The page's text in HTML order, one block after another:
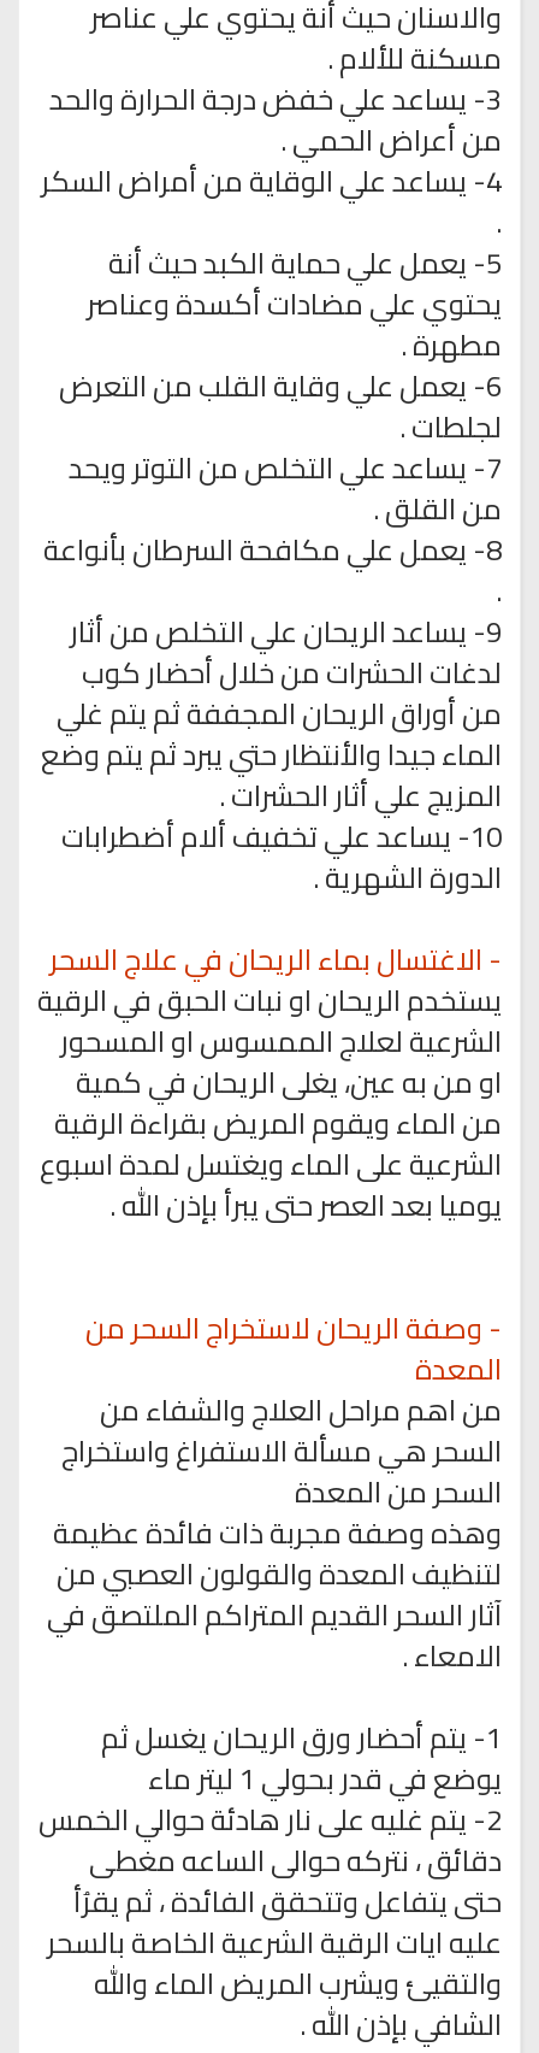
والاسنان حيث أنة يحتوي علي عناصر
مسكنة للألام .
3- يساعد علي خفض درجة الحرارة والحد
من أعراض الحمي .
4- يساعد علي الوقاية من أمراض السكر
.
5- يعمل علي حماية الكبد حيث أنة
يحتوي علي مضادات أكسدة وعناصر
مطهرة .
6- يعمل علي وقاية القلب من التعرض
لجلطات .
7- يساعد علي التخلص من التوتر ويحد
من القلق .
8- يعمل علي مكافحة السرطان بأنواعة
.
9- يساعد الريحان علي التخلص من أثار
لدغات الحشرات من خلال أحضار كوب
من أوراق الريحان المجففة ثم يتم غلي
الماء جيدا والأنتظار حتي يبرد ثم يتم وضع
المزيج علي أثار الحشرات .
10- يساعد علي تخفيف ألام أضطرابات
الدورة الشهرية .
- الاغتسال بماء الريحان في علاج السحر
يستخدم الريحان او نبات الحبق في الرقية
الشرعية لعلاج الممسوس او المسحور
او من به عين، يغلى الريحان في كمية
من الماء ويقوم المريض بقراءة الرقية
الشرعية على الماء ويغتسل لمدة اسبوع
يوميا بعد العصر حتى يبرأ بإذن الله .
- وصفة الريحان لاستخراج السحر من
المعدة
من اهم مراحل العلاج والشفاء من
السحر هي مسألة الاستفراغ واستخراج
السحر من المعدة
وهذه وصفة مجربة ذات فائدة عظيمة
لتنظيف المعدة والقولون العصبي من
آثار السحر القديم المتراكم الملتصق في
الامعاء .
1- يتم أحضار ورق الريحان يغسل ثم
يوضع في قدر بحولي 1 ليتر ماء
2- يتم غليه على نار هادئة حوالي الخمس
دقائق ، نتركه حوالى الساعه مغطى
حتى يتفاعل وتتحقق الفائدة ، ثم يقرُأ
عليه ايات الرقية الشرعية الخاصة بالسحر
والتقيئ ويشرب المريض الماء والله
الشافي بإذن الله .